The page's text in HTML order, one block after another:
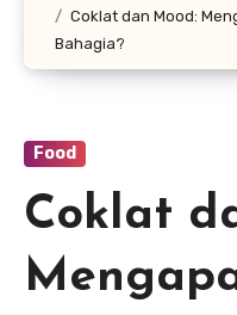
Coklat dan Mood:
Bahagia?
Food
Coklat